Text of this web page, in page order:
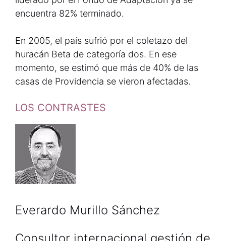
encuentra 82% terminado.
En 2005, el país sufrió por el coletazo del
huracán Beta de categoría dos. En ese
momento, se estimó que más de 40% de las
casas de Providencia se vieron afectadas.
LOS CONTRASTES
Everardo Murillo Sánchez
Consultor internacional gestión de